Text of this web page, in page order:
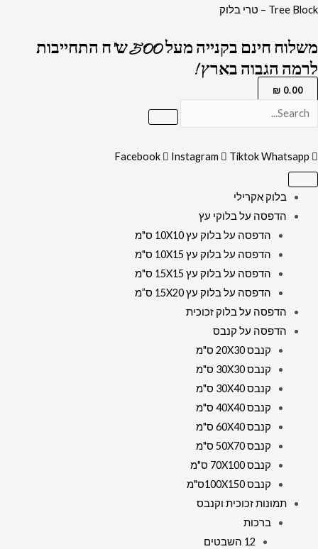
דילוג
Tree Block – טרי בלוק
משלוח חינם בקנייה מעל 500 ש"ח התחייבות
לרמה הגבוה בארץ !
0.00
₪
Facebook Instagram TiktokWhatsapp
בלוק אקרילי
הדפסה על בלוקי עץ
הדפסה על בלוק עץ 10X10 ס"מ
הדפסה על בלוק עץ 10X15 ס"מ
הדפסה על בלוק עץ 15X15 ס"מ
הדפסה על בלוק עץ 15X20 ס”מ
הדפסה על בלוק זכוכית
הדפסה על קנבס
קנבס 20X30 ס"מ
קנבס 30X30 ס"מ
קנבס 30X40 ס"מ
קנבס 40X40 ס"מ
קנבס 60X40 ס"מ
קנבס 50X70 ס"מ
קנבס 70X100 ס"מ
קנבס 100X150ס"מ
תמונות זכוכית וקנבס
ברכות
12 השבטים
כמות
2776
-
תמונה
העסק
על
קנבס
זכוכית